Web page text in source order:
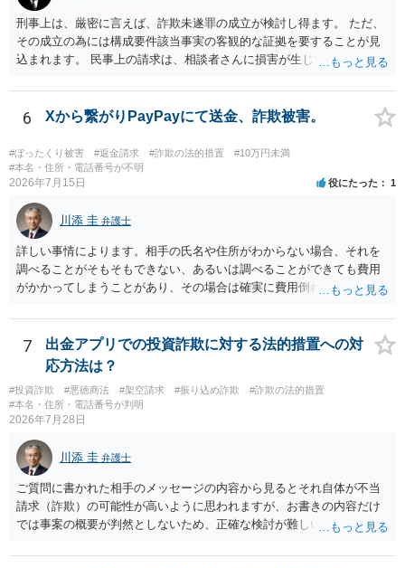
からスタートすることになるでしょう。 ご理解のとおり、詐欺である
ことの立証は簡単ではありません。 刑事事件化が出来るのであれば、
返金交渉で有利になる可能性がありますが、民事上の詐欺の立証以上
に難しいところがあります。 こちらについては、一度、最寄りの警察
良いかと思います。
刑事上は、厳密に言えば、詐欺未遂罪の成立が検討し得ます。 ただ、
その成立の為には構成要件該当事実の客観的な証拠を要することが見
込まれます。 民事上の請求は、相談者さんに損害が生じていない以
い場合、最寄りの法律事務所での相談を検討ください。 上記、ご参考
ください。
6 Xから繋がりPayPayにて送金、詐欺被害。
#ぼったくり被害 #返金請求 #詐欺の法的措置
#10万円未満
#本名・住所・電話番号が不明
2026年7月15日 役にたった 1
川添 圭 弁護士
詳しい事情によります。相手の氏名や住所がわからない場合、それを
調べることがそもそもできない、あるいは調べることができても費用
がかかってしまうことがあり、その場合は確実に費用倒れになりそう
7
出金アプリでの投資詐欺に対する法的措置への対
応方法は？
#投資詐欺 #悪徳商法 #架空請求 #振り込め詐欺
#詐欺の法的措置
#本名・住所・電話番号が判明
2026年7月28日
川添 圭 弁護士
ご質問に書かれた相手のメッセージの内容から見るとそれ自体が不当
請求（詐欺）の可能性が高いように思われますが、お書きの内容だけ
では事案の概要が判然としないため、正確な検討が難しいです。例え
画面を見て貰いながらアドバイスう受けた方が確実です。